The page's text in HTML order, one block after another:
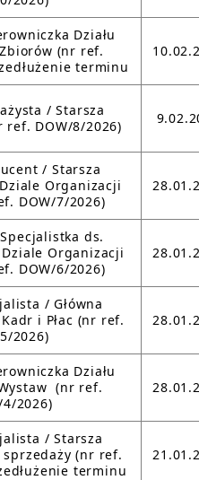
Działu
(nr ref.
terminu
/ Starsza
ref. DOW/8/2026)
/ Starsza
Organizacji
DOW/7/2026)
ds.
Organizacji
DOW/6/2026)
/ Główna
i Płac (nr ref.
2026)
Działu
(nr ref.
4/2026)
/ Starsza
(nr ref.
terminu